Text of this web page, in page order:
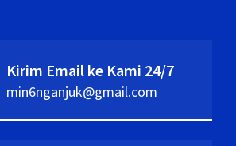
Kirim Email ke Kami 24/7
min6nganjuk@gmail.com